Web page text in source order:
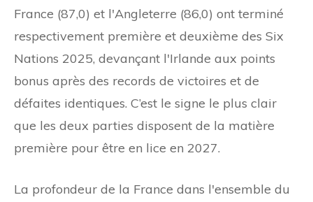
France (87,0) et l'Angleterre (86,0) ont terminé
respectivement première et deuxième des Six
Nations 2025, devançant l'Irlande aux points
bonus après des records de victoires et de
défaites identiques. C’est le signe le plus clair
que les deux parties disposent de la matière
première pour être en lice en 2027.
La profondeur de la France dans l'ensemble du